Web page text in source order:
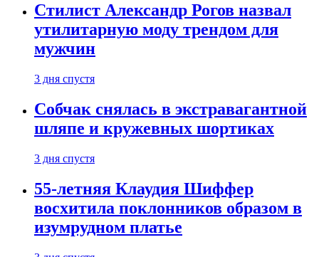
Стилист Александр Рогов назвал
утилитарную моду трендом для
мужчин
3 дня спустя
Собчак снялась в экстравагантной
шляпе и кружевных шортиках
3 дня спустя
55-летняя Клаудия Шиффер
восхитила поклонников образом в
изумрудном платье